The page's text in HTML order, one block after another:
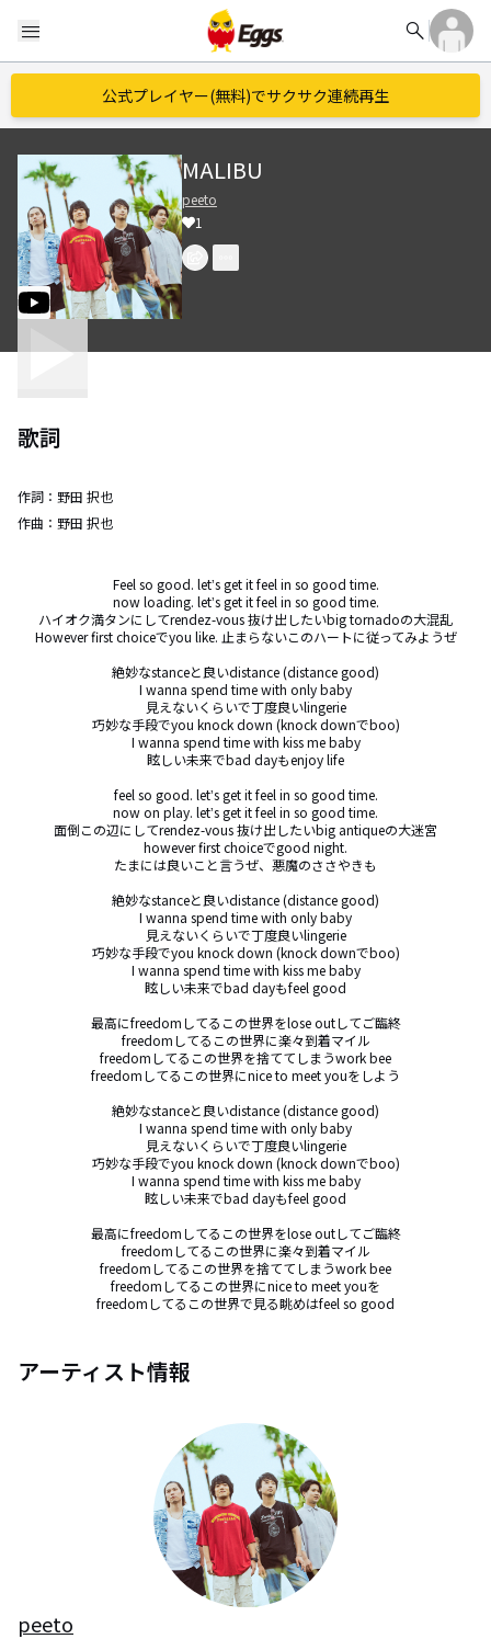
menu search
公式プレイヤー(無料)でサクサク連続再生
MALIBU
peeto
1
歌詞
作詞： 野田 択也
作曲： 野田 択也
Feel so good. letʼs get it feel in so good time.
now loading. letʼs get it feel in so good time.
ハイオク満タンにしてrendez-vous 抜け出したいbig tornadoの大混乱
However first choiceでyou like. 止まらないこのハートに従ってみようぜ
絶妙なstanceと良いdistance (distance good)
I wanna spend time with only baby
見えないくらいで丁度良いlingerie
巧妙な手段でyou knock down (knock downでboo)
I wanna spend time with kiss me baby
眩しい未来でbad dayもenjoy life
feel so good. letʼs get it feel in so good time.
now on play. letʼs get it feel in so good time.
面倒この辺にしてrendez-vous 抜け出したいbig antiqueの大迷宮
however first choiceでgood night.
たまには良いこと言うぜ、悪魔のささやきも
絶妙なstanceと良いdistance (distance good)
I wanna spend time with only baby
見えないくらいで丁度良いlingerie
巧妙な手段でyou knock down (knock downでboo)
I wanna spend time with kiss me baby
眩しい未来でbad dayもfeel good
最高にfreedomしてるこの世界をlose outしてご臨終
freedomしてるこの世界に楽々到着マイル
freedomしてるこの世界を捨ててしまうwork bee
freedomしてるこの世界にnice to meet youをしよう
絶妙なstanceと良いdistance (distance good)
I wanna spend time with only baby
見えないくらいで丁度良いlingerie
巧妙な手段でyou knock down (knock downでboo)
I wanna spend time with kiss me baby
眩しい未来でbad dayもfeel good
最高にfreedomしてるこの世界をlose outしてご臨終
freedomしてるこの世界に楽々到着マイル
freedomしてるこの世界を捨ててしまうwork bee
freedomしてるこの世界にnice to meet youを
freedomしてるこの世界で見る眺めはfeel so good
アーティスト情報
peeto